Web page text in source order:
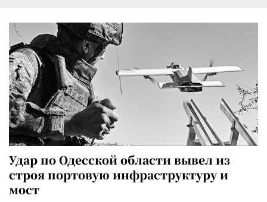
Удар по Одесской области вывел из
строя портовую инфраструктуру и
мост